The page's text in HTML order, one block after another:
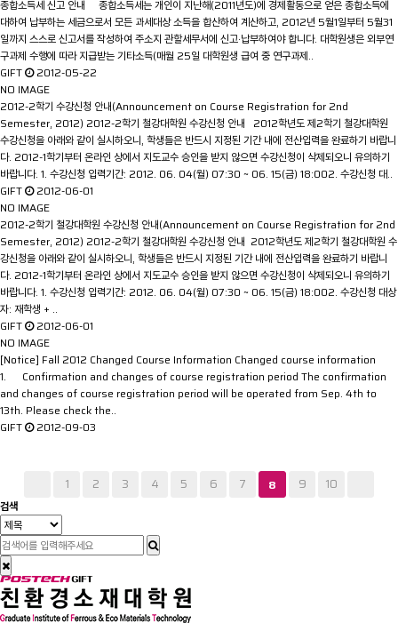
종합소득세 신고 안내 종합소득세는 개인이 지난해(2011년도)에 경제활동으로 얻은 종합소득에
대하여 납부하는 세금으로서 모든 과세대상 소득을 합산하여 계산하고, 2012년 5월1일부터 5월31
일까지 스스로 신고서를 작성하여 주소지 관할세무서에 신고·납부하여야 합니다. 대학원생은 외부연
구과제 수행에 따라 지급받는 기타소득(매월 25일 대학원생 급여 중 연구과제..
GIFT
2012-05-22
NO IMAGE
2012-2학기 수강신청 안내(Announcement on Course Registration for 2nd
Semester, 2012) 2012-2학기 철강대학원 수강신청 안내 2012학년도 제2학기 철강대학원
수강신청을 아래와 같이 실시하오니, 학생들은 반드시 지정된 기간 내에 전산입력을 완료하기 바랍니
다. 2012-1학기부터 온라인 상에서 지도교수 승인을 받지 않으면 수강신청이 삭제되오니 유의하기
바랍니다. 1. 수강신청 입력기간: 2012. 06. 04(월) 07:30 ~ 06. 15(금) 18:002. 수강신청 대..
GIFT
2012-06-01
NO IMAGE
2012-2학기 철강대학원 수강신청 안내(Announcement on Course Registration for 2nd
Semester, 2012) 2012-2학기 철강대학원 수강신청 안내 2012학년도 제2학기 철강대학원 수
강신청을 아래와 같이 실시하오니, 학생들은 반드시 지정된 기간 내에 전산입력을 완료하기 바랍니
다. 2012-1학기부터 온라인 상에서 지도교수 승인을 받지 않으면 수강신청이 삭제되오니 유의하기
바랍니다. 1. 수강신청 입력기간: 2012. 06. 04(월) 07:30 ~ 06. 15(금) 18:002. 수강신청 대상
자: 재학생 + ..
GIFT
2012-06-01
NO IMAGE
[Notice] Fall 2012 Changed Course Information Changed course information
1. Confirmation and changes of course registration period The confirmation
and changes of course registration period will be operated from Sep. 4th to
13th. Please check the..
GIFT
2012-09-03
1 2 3 4 5 6 7 8 9 10
검색